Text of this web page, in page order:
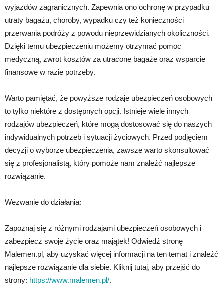
wyjazdów zagranicznych. Zapewnia ono ochronę w przypadku
utraty bagażu, choroby, wypadku czy też konieczności
przerwania podróży z powodu nieprzewidzianych okoliczności.
Dzięki temu ubezpieczeniu możemy otrzymać pomoc
medyczną, zwrot kosztów za utracone bagaże oraz wsparcie
finansowe w razie potrzeby.
Warto pamiętać, że powyższe rodzaje ubezpieczeń osobowych
to tylko niektóre z dostępnych opcji. Istnieje wiele innych
rodzajów ubezpieczeń, które mogą dostosować się do naszych
indywidualnych potrzeb i sytuacji życiowych. Przed podjęciem
decyzji o wyborze ubezpieczenia, zawsze warto skonsultować
się z profesjonalistą, który pomoże nam znaleźć najlepsze
rozwiązanie.
Wezwanie do działania:
Zapoznaj się z różnymi rodzajami ubezpieczeń osobowych i
zabezpiecz swoje życie oraz majątek! Odwiedź stronę
Malemen.pl, aby uzyskać więcej informacji na ten temat i znaleźć
najlepsze rozwiązanie dla siebie. Kliknij tutaj, aby przejść do
strony: https://www.malemen.pl/.